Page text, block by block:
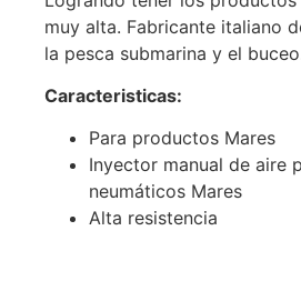
muy alta. Fabricante italiano
la pesca submarina y el
Caracteristicas:
Para productos Mares
Inyector manual de aire
neumáticos Mares
Alta resistencia